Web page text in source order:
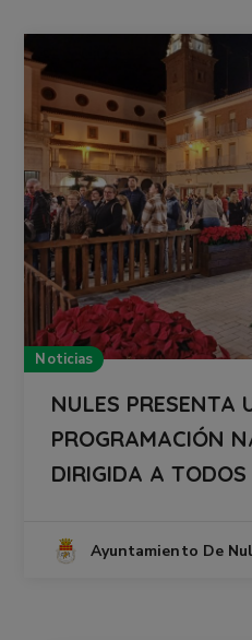
Noticias
NULES PRESENTA
PROGRAMACIÓN
DIRIGIDA A
Ayuntamiento De